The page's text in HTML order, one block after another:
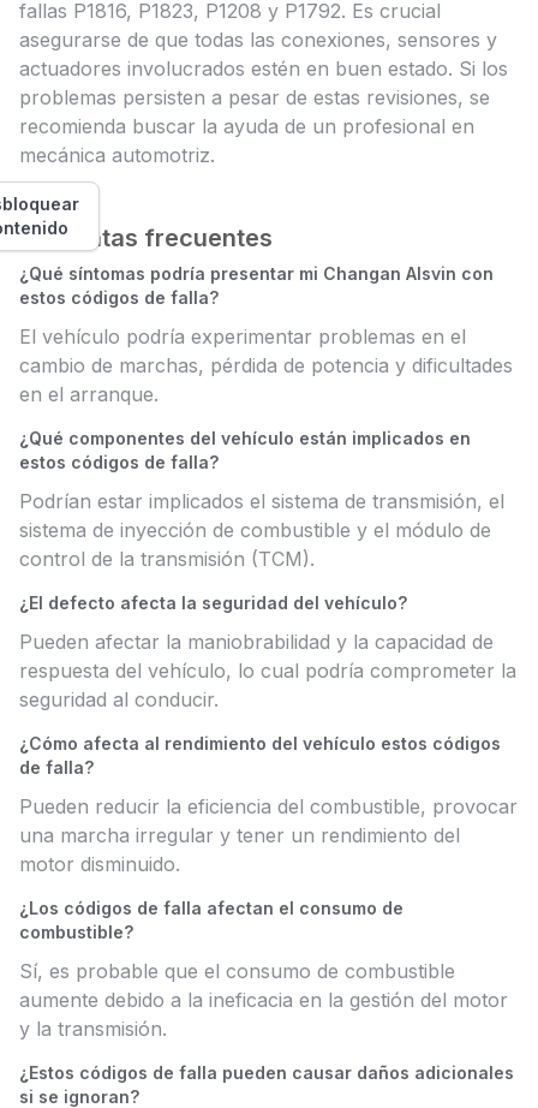
fallas P1816, P1823, P1208 y P1792. Es crucial
asegurarse de que todas las conexiones, sensores y
actuadores involucrados estén en buen estado. Si los
problemas persisten a pesar de estas revisiones, se
recomienda buscar la ayuda de un profesional en
mecánica automotriz.
Preguntas frecuentes
¿Qué síntomas podría presentar mi Changan Alsvin con
estos códigos de falla?
El vehículo podría experimentar problemas en el
cambio de marchas, pérdida de potencia y dificultades
en el arranque.
¿Qué componentes del vehículo están implicados en
estos códigos de falla?
Podrían estar implicados el sistema de transmisión, el
sistema de inyección de combustible y el módulo de
control de la transmisión (TCM).
¿El defecto afecta la seguridad del vehículo?
Pueden afectar la maniobrabilidad y la capacidad de
respuesta del vehículo, lo cual podría comprometer la
seguridad al conducir.
¿Cómo afecta al rendimiento del vehículo estos códigos
de falla?
Pueden reducir la eficiencia del combustible, provocar
una marcha irregular y tener un rendimiento del
motor disminuido.
¿Los códigos de falla afectan el consumo de
combustible?
Sí, es probable que el consumo de combustible
aumente debido a la ineficacia en la gestión del motor
y la transmisión.
¿Estos códigos de falla pueden causar daños adicionales
si se ignoran?